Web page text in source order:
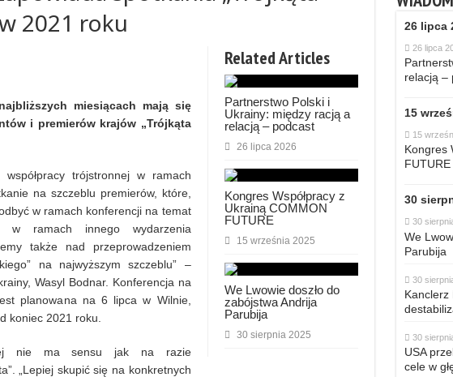
2021 roku
Related Articles
Partnerstwo Polski i
Ukrainy: między racją a
relacją – podcast
26 lipca 2026
Kongres Współpracy z
Ukrainą COMMON
FUTURE
15 września 2025
We Lwowie doszło do
zabójstwa Andrija
Parubija
30 sierpnia 2025
miesiącach mają się
i premierów krajów „Trójkąta
współpracy trójstronnej w ramach
na szczeblu premierów, które,
w ramach konferencji na temat
ramach innego wydarzenia
także nad przeprowadzeniem
na najwyższym szczeblu” –
Wasyl Bodnar. Konferencja na
planowana na 6 lipca w Wilnie,
koniec 2021 roku.
nie ma sensu jak na razie
„Lepiej skupić się na konkretnych
26 lipca
26 lipca
relacją –
15
15
Kongres
FUTURE
30
30
We
Parubija
30
Kanclerz
30
USA
cele w